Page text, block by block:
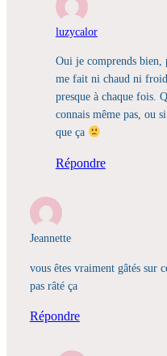
luzycalor
Oui je comprends bien,
me fait ni chaud ni
presque à chaque fois.
connais même pas, ou
que ça
Répondre
Jeannette
vous êtes vraiment gâtés sur
pas râté ça
Répondre